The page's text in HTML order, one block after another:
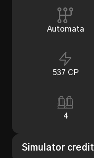
Automata
537 CP
4
Simulator credit